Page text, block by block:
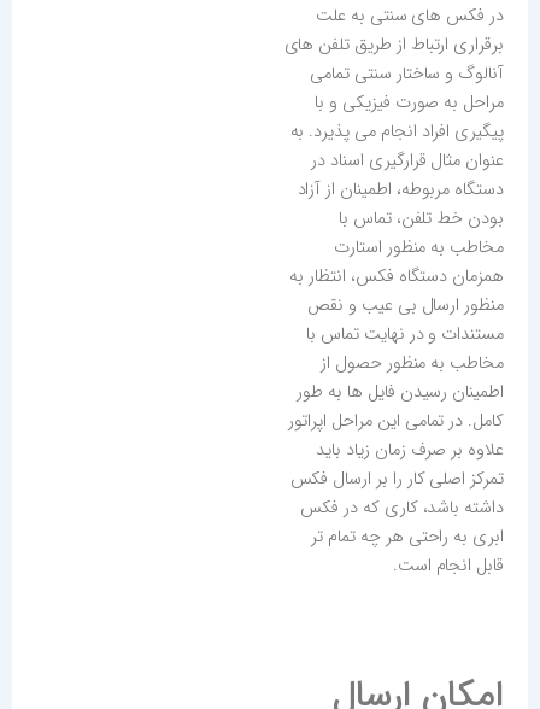
در فکس های سنتی به علت
برقراری ارتباط از طریق تلفن های
آنالوگ و ساختار سنتی تمامی
مراحل به صورت فیزیکی و با
پیگیری افراد انجام می پذیرد. به
عنوان مثال قرارگیری اسناد در
دستگاه مربوطه، اطمینان از آزاد
بودن خط تلفن، تماس با
مخاطب به منظور استارت
همزمان دستگاه فکس، انتظار به
منظور ارسال بی عیب و نقص
مستندات و در نهایت تماس با
مخاطب به منظور حصول از
اطمینان رسیدن فایل ها به طور
کامل. در تمامی این مراحل اپراتور
علاوه بر صرف زمان زیاد باید
تمرکز اصلی کار را بر ارسال فکس
داشته باشد، کاری که در فکس
ابری به راحتی هر چه تمام تر
قابل انجام است.
امکان ارسال